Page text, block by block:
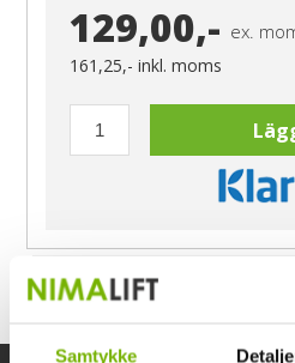
Samtykke
129,00,- ex.
161,25,-inkl. moms
Ring Morten